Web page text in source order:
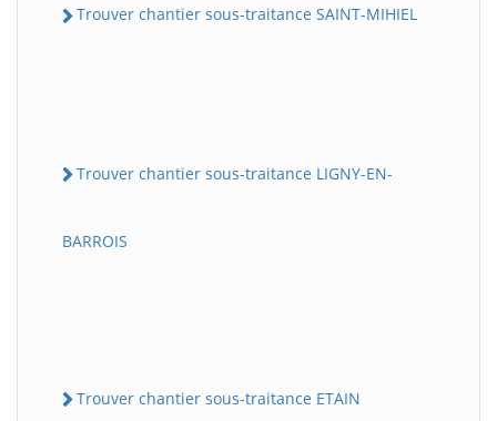
Trouver chantier sous-traitance SAINT-MIHIEL
Trouver chantier sous-traitance LIGNY-EN-
BARROIS
Trouver chantier sous-traitance ETAIN